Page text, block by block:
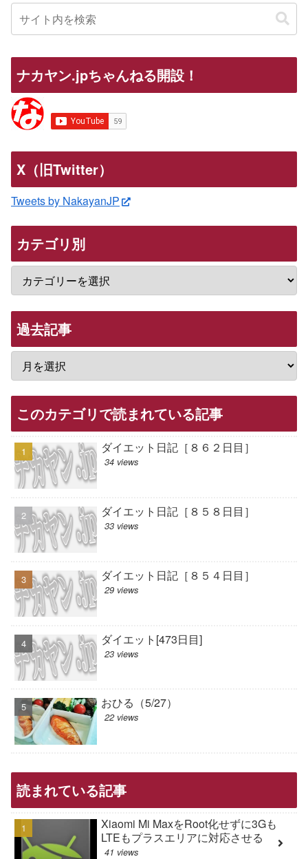
ナカヤン.jpちゃんねる開設！
X（旧Twitter）
Tweets by NakayanJP
カテゴリ別
過去記事
このカテゴリで読まれている記事
ダイエット日記［８６２日目］
34 views
ダイエット日記［８５８日目］
33 views
ダイエット日記［８５４日目］
29 views
ダイエット[473日目]
23 views
おひる（5/27）
22 views
読まれている記事
Xiaomi Mi MaxをRoot化せずに3Gも
LTEもプラスエリアに対応させる
41 views